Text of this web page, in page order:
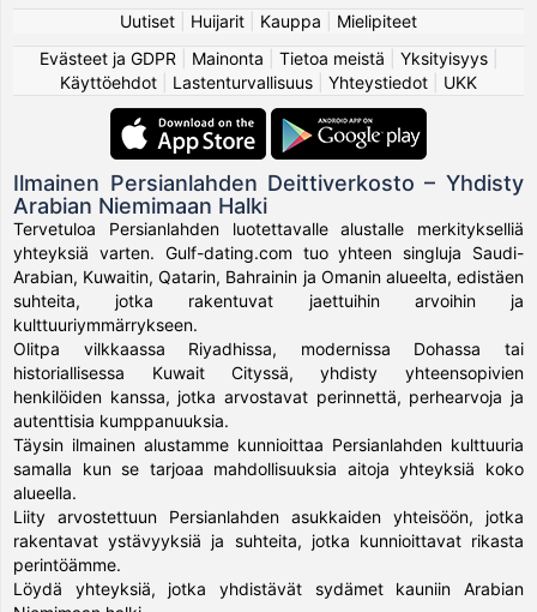
Uutiset Huijarit Kauppa
Mielipiteet
Evästeet ja GDPR
Mainonta Tietoa meistä Yksityisyys|
Käyttöehdot
Lastenturvallisuus Yhteystiedot UKK
Ilmainen Persianlahden Deittiverkosto – Yhdisty
Arabian Niemimaan Halki
Tervetuloa Persianlahden luotettavalle alustalle merkitykselliä
yhteyksiä varten. Gulf-dating.com tuo yhteen singluja Saudi-
Arabian, Kuwaitin, Qatarin, Bahrainin ja Omanin alueelta, edistäen
suhteita, jotka rakentuvat jaettuihin arvoihin ja
kulttuuriymmärrykseen.
Olitpa vilkkaassa Riyadhissa, modernissa Dohassa tai
historiallisessa Kuwait Cityssä, yhdisty yhteensopivien
henkilöiden kanssa, jotka arvostavat perinnettä, perhearvoja ja
autenttisia kumppanuuksia.
Täysin ilmainen alustamme kunnioittaa Persianlahden kulttuuria
samalla kun se tarjoaa mahdollisuuksia aitoja yhteyksiä koko
alueella.
Liity arvostettuun Persianlahden asukkaiden yhteisöön, jotka
rakentavat ystävyyksiä ja suhteita, jotka kunnioittavat rikasta
perintöämme.
Löydä yhteyksiä, jotka yhdistävät sydämet kauniin Arabian